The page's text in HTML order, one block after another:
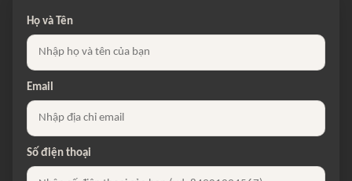
Họ và Tên
Email
Số điện thoại